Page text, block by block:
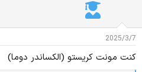
2025/3/7
کنت مونت کریستو (الکساندر دوما)